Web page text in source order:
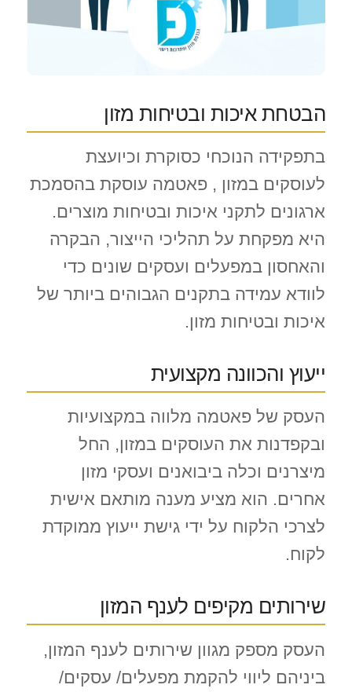
הבטחת איכות ובטיחות מזון
בתפקידה הנוכחי כסוקרת וכיועצת
לעוסקים במזון , פאטמה עוסקת בהסמכת
ארגונים לתקני איכות ובטיחות מוצרים.
היא מפקחת על תהליכי הייצור, הבקרה
והאחסון במפעלים ועסקים שונים כדי
לוודא עמידה בתקנים הגבוהים ביותר של
איכות ובטיחות מזון.
ייעוץ והכוונה מקצועית
העסק של פאטמה מלווה במקצועיות
ובקפדנות את העוסקים במזון, החל
מיצרנים וכלה ביבואנים ועסקי מזון
אחרים. הוא מציע מענה מותאם אישית
לצרכי הלקוח על ידי גישת ייעוץ ממוקדת
לקוח.
שירותים מקיפים לענף המזון
העסק מספק מגוון שירותים לענף המזון,
ביניהם ליווי להקמת מפעלים/ עסקים/